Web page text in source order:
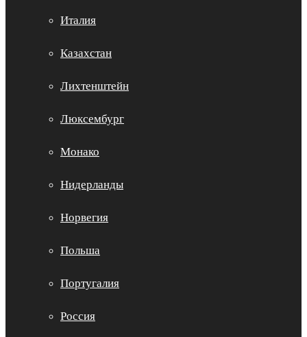
Италия
Казахстан
Лихтенштейн
Люксембург
Монако
Нидерланды
Норвегия
Польша
Португалия
Россия